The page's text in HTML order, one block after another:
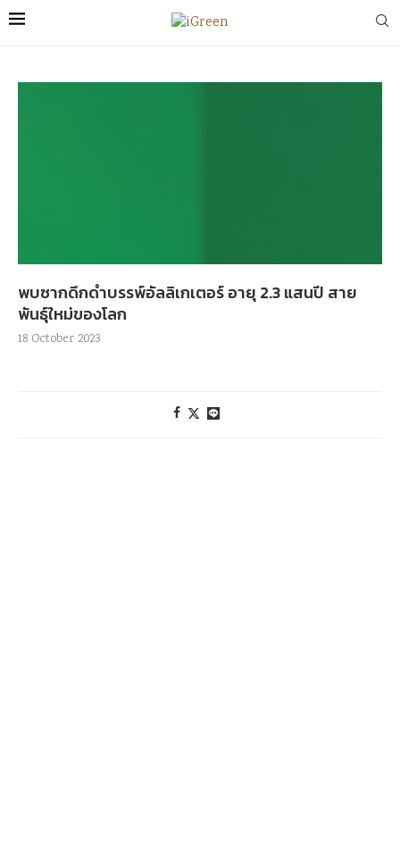
พบซากดึกดำบรรพ์อัลลิเกเตอร์ อายุ 2.3 แสนปี สาย
พันธุ์ใหม่ของโลก
18 October 2023